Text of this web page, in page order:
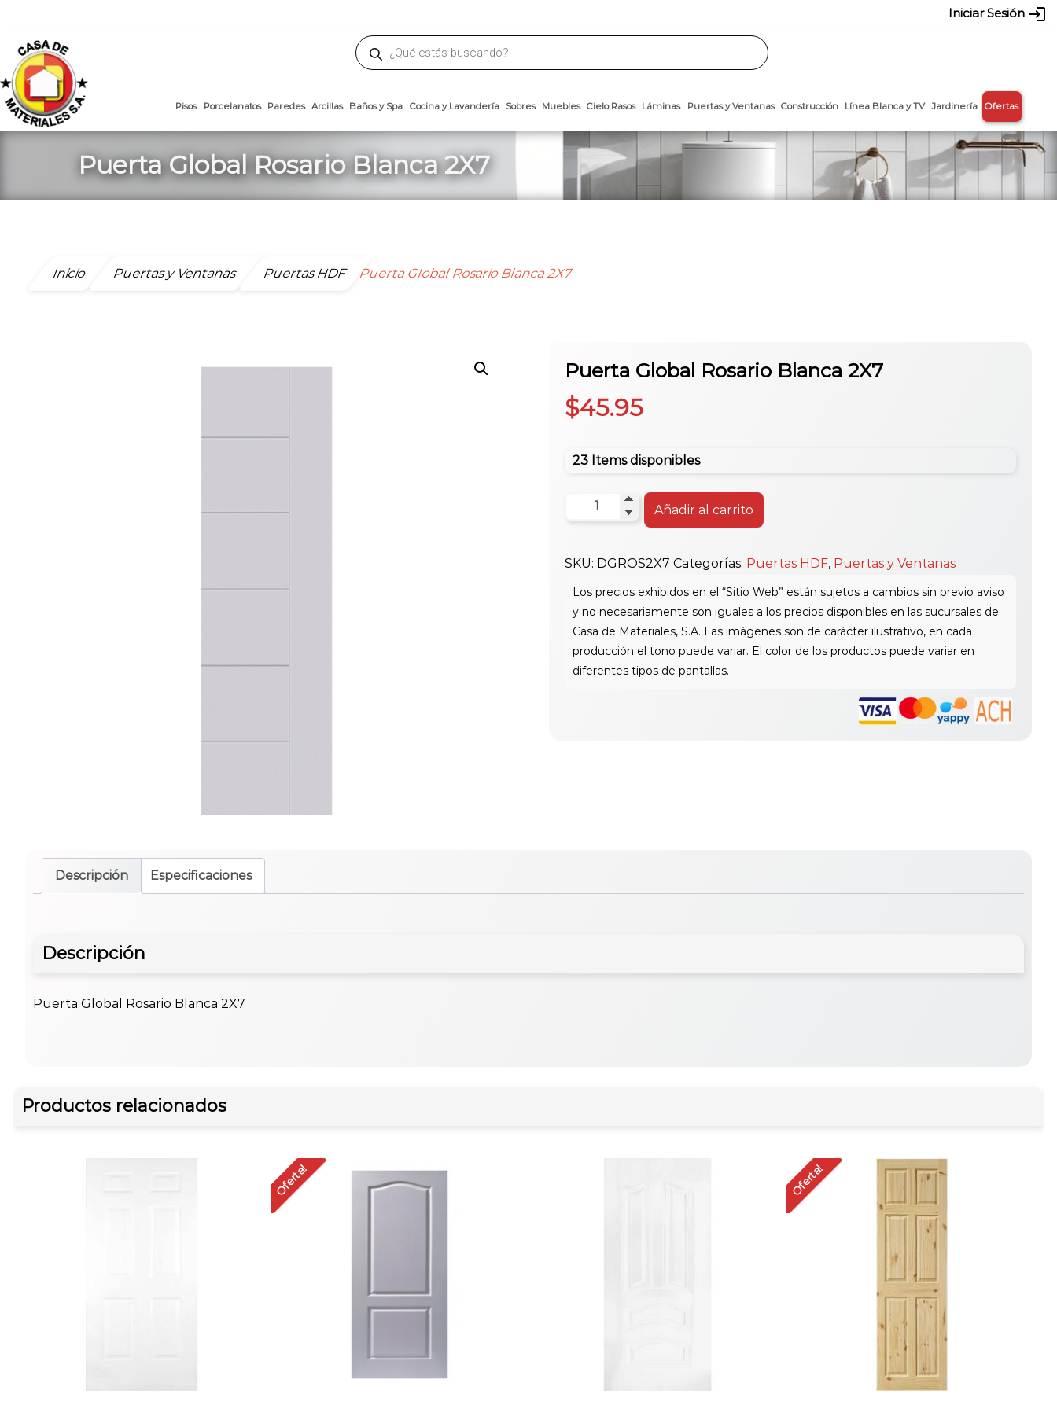
Iniciar Sesión login
de
productos
Línea Blanca y
Puerta Global Rosario Blanca 2X7
Inicio Puertas y Ventanas Puertas HDF Puerta Global Rosario Blanca 2X7
Puerta Global Rosario Blanca 2X7
$45.95
23 Items disponibles
Puerta
Global
Blanca
2X7
cantidad
Añadir al carrito
SKU: DGROS2X7 Categorías: Puertas HDF, Puertas y Ventanas
Descripción Especificaciones
Descripción
Puerta Global Rosario Blanca 2X7
Productos relacionados
Oferta! Oferta!